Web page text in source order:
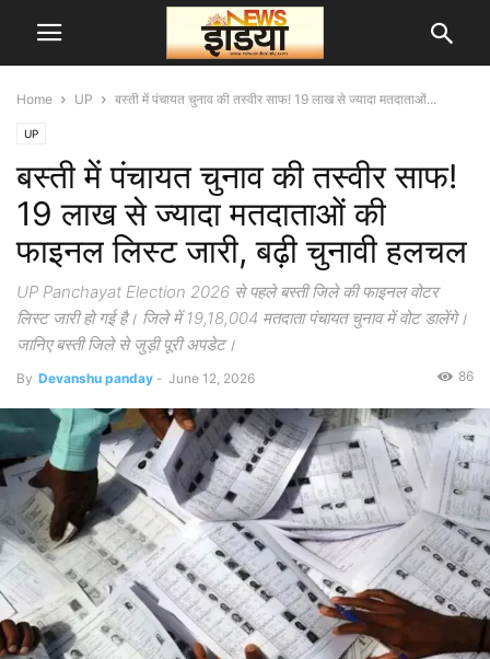
Home UP बस्ती में पंचायत चुनाव की तस्वीर साफ! 19 लाख से ज्यादा मतदाताओं...
UP
बस्ती में पंचायत चुनाव की तस्वीर साफ!
19 लाख से ज्यादा मतदाताओं की
फाइनल लिस्ट जारी, बढ़ी चुनावी हलचल
UP Panchayat Election 2026 से पहले बस्ती जिले की फाइनल वोटर
लिस्ट जारी हो गई है। जिले में 19,18,004 मतदाता पंचायत चुनाव में वोट डालेंगे।
जानिए बस्ती जिले से जुड़ी पूरी अपडेट।
By Devanshu panday - June 12, 2026 86